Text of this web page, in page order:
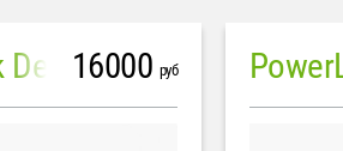
Mesh система TP-Link Deco M4 (3 устройства)
16000 руб